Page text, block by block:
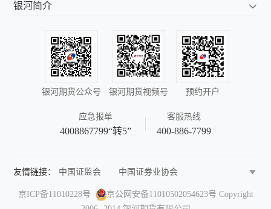
银河简介
银河期货公众号 银河期货视频号 预约开户
应急报单
4008867799“转5”
客服热线
400-886-7799
友情链接： 中国证监会
中国证券业协会
上海期货交易所
郑州商品交易所
京ICP备11010228号 京公网安备11010502054623号 Copyright